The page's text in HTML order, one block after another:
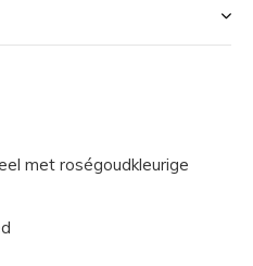
met roségoudkleurige